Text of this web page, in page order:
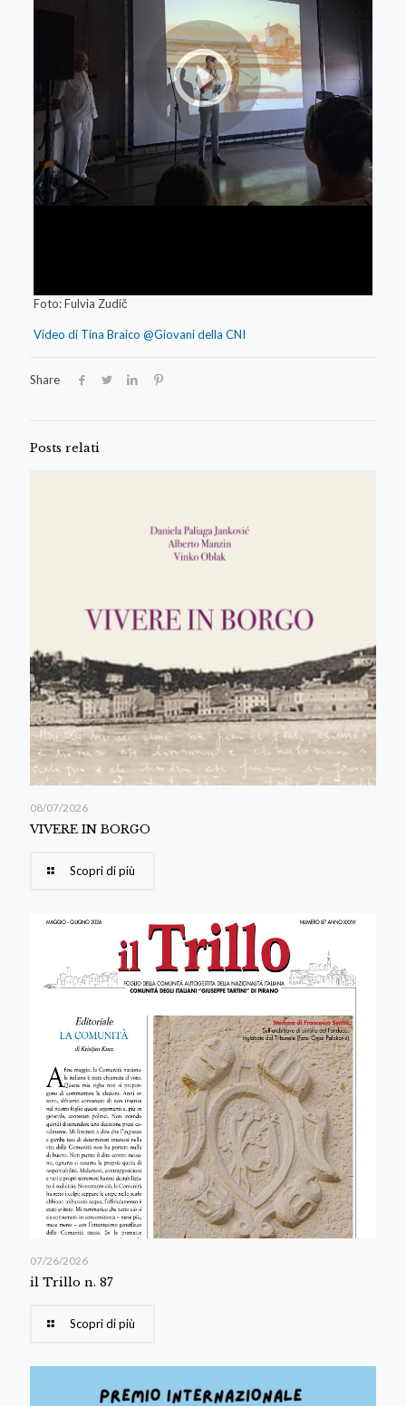
Foto: Fulvia Zudič
Video di Tina Braico @Giovani della CNI
Share
Posts relati
08/07/2026
VIVERE IN BORGO
Scopri di più
07/26/2026
il Trillo n. 87
Scopri di più